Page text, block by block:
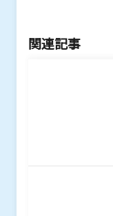
関連記事